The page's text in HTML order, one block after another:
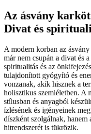
Az ásvány
Divat és
A modern korban az
már nem csupán a divat és
spiritualitás és az
tulajdonított gyógyító és
vonzanak, akik hisznek a
holisztikus szemléletben. A
stílusban és anyagból
ízlésének és igényeinek
díszként szolgálnak, hanem
hitrendszerét is tükrözik.